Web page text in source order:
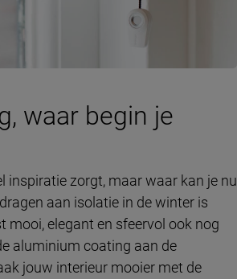
waar begin je
inspiratie zorgt, maar waar kan je nu
aan isolatie in de winter is
mooi, elegant en sfeervol ook nog
aluminium coating aan de
jouw interieur mooier met de